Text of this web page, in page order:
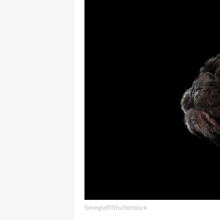
Seregraff/Shutterstock